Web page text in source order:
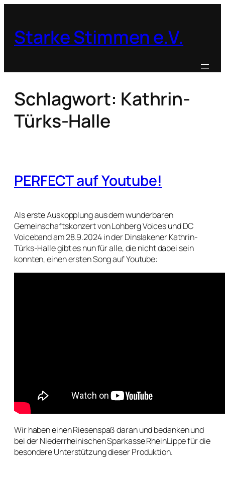
springen
Starke Stimmen e.V.
Schlagwort: Kathrin-
Türks-Halle
PERFECT auf Youtube!
Als erste Auskopplung aus dem wunderbaren
Gemeinschaftskonzert von Lohberg Voices und DC
Voiceband am 28.9.2024 in der Dinslakener Kathrin-
Türks-Halle gibt es nun für alle, die nicht dabei sein
konnten, einen ersten Song auf Youtube:
Wir haben einen Riesenspaß daran und bedanken und
bei der Niederrheinischen Sparkasse RheinLippe für die
besondere Unterstützung dieser Produktion.